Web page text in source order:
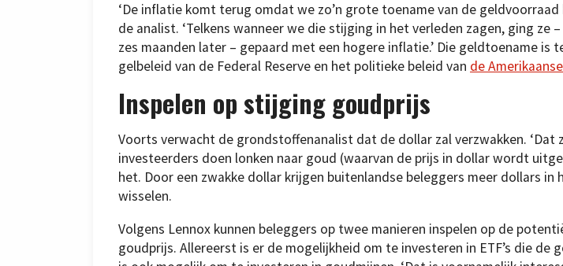
‘De inflatie komt terug omdat we zo’n grote toename van de geldvoorraad
de analist. ‘Telkens wanneer we die stijging in het verleden zagen, ging ze
zes maanden later – gepaard met een hogere inflatie.’ Die geldtoename is
gelbeleid van de Federal Reserve en het politieke beleid van de
Inspelen op stijging goudprijs
Voorts verwacht de grondstoffenanalist dat de dollar zal verzwakken. ‘Dat
investeerders doen lonken naar goud (waarvan de prijs in dollar wordt
het. Door een zwakke dollar krijgen buitenlandse beleggers meer dollars in
wisselen.
Volgens Lennox kunnen beleggers op twee manieren inspelen op de
goudprijs. Allereerst is er de mogelijkheid om te investeren in ETF’s die de